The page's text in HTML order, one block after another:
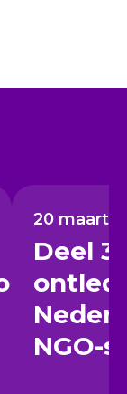
20 maart
Deel
NGO-